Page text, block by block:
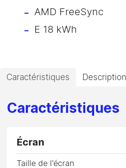
AMD FreeSync
E 18 kWh
Caractéristiques
Caractéristiques
Écran
Taille de l'écran